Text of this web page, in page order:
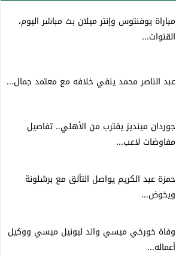
مباراة يوفنتوس وإنتر ميلان بث مباشر اليوم،
القنوات...
عبد الناصر محمد ينفي خلافه مع معتمد جمال...
جوردان مينديز يقترب من الأهلي.. تفاصيل
مفاوضات لاعب...
حمزة عبد الكريم يواصل التألق مع برشلونة
ويخوض...
وفاة خورخي ميسي والد ليونيل ميسي ووكيل
أعماله...